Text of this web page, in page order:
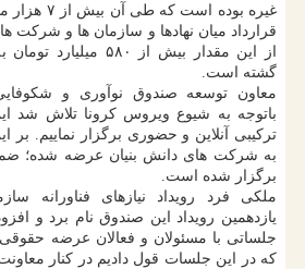
غیره بوده
قرارداد میان نهادها و سازمان ها و شرکت
از این مقدار بیش از
گشته است.
معاون توسعه صندوق نوآوری و
باتوجه به شیوع ویروس کرونا تلاش شد
برگزار شده است.
ملکی فرد رویداد نیازهای فناورانه
یازدهمین رویداد این صندوق نام برد و
جلساتی با مسئولان و فعالان عرضه
که در این جلسات قول دادیم در کنار